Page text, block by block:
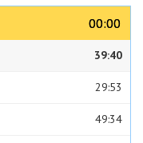
00:00
00:00
39:40
29:53
49:34